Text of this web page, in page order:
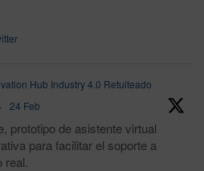
Hub Industry 4.0 Retuiteado
· 24 Feb
prototipo de asistente virtual
para facilitar el soporte a